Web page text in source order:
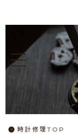
時計修理TOP